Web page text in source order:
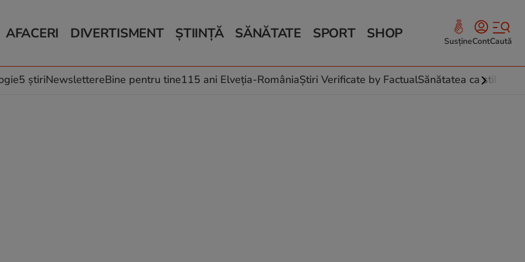
AFACERI
Auto
Locuri de muncă
DIVERTISMENT
Horoscop
Muzică și Filme
ȘTIINȚĂ
Schimbări climatice
SĂNĂTATE
Relații
Rețete culinare
SPORT SHOP SusțineContCaută
5 știriNewslettereBine pentru tine115 ani Elveția-RomâniaȘtiri Verificate by FactualSănătatea ca stil de